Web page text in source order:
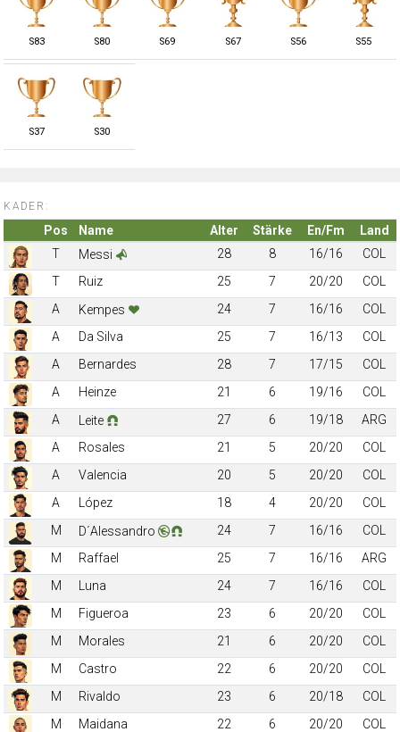
S83 S80 S69 S67 S56 S55
S37 S30
KADER:
Pos Name Alter Stärke En/Fm
Land
T
Messi 28 8 16/16
COL
T
Ruiz 25 7 20/20
COL
A
Kempes 24 7 16/16
COL
A
Da Silva 25 7 16/13
COL
A
Bernardes 28 7 17/15
COL
A
Heinze 21 6 19/16
COL
A
Leite 27 6 19/18
ARG
A
Rosales 21 5 20/20
COL
A
Valencia 20 5 20/20
COL
A
López 18 4 20/20
COL
M
D´Alessandro 24 7 16/16
COL
M
Raffael 25 7 16/16
ARG
M
Luna 24 7 16/16
COL
M
Figueroa 23 6 20/20
COL
M
Morales 21 6 20/20
COL
M
Castro 22 6 20/20
COL
M
Rivaldo 23 6 20/18
COL
M
Maidana 22 6 20/20
COL